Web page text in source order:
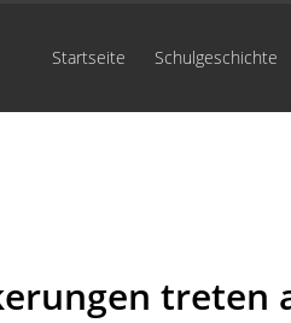
Startseite Schulgeschichte
treten